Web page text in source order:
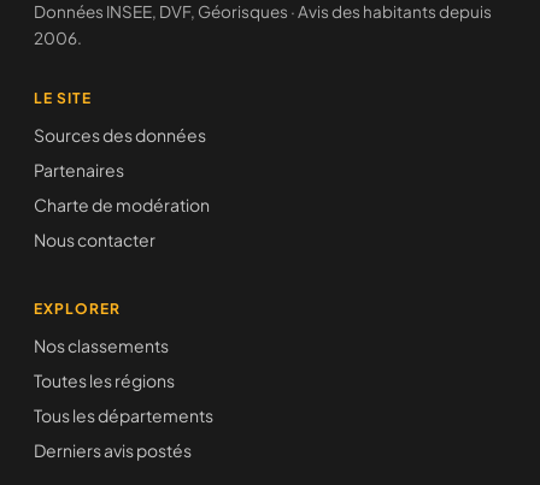
Données INSEE, DVF, Géorisques · Avis des habitants depuis
2006.
LE SITE
Sources des données
Partenaires
Charte de modération
Nous contacter
EXPLORER
Nos classements
Toutes les régions
Tous les départements
Derniers avis postés